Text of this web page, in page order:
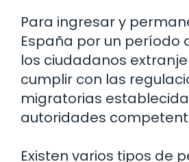
Para ingresar y
España por un período
los ciudadanos
cumplir con las
migratorias
autoridades
Existen varios tipos de